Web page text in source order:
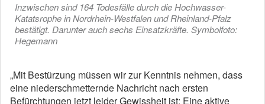
Inzwischen sind 164 Todesfälle durch die Hochwasser-
Katatsrophe in Nordrhein-Westfalen und Rheinland-Pfalz
bestätigt. Darunter auch sechs Einsatzkräfte. Symbolfoto:
Hegemann
„Mit Bestürzung müssen wir zur Kenntnis nehmen, dass
eine niederschmetternde Nachricht nach ersten
Befürchtungen jetzt leider Gewissheit ist: Eine aktive